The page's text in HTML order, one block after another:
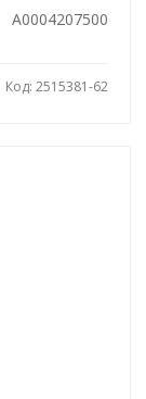
A0004207500
Код: 2515381-62